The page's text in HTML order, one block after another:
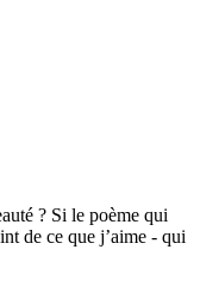
? Si le poème qui
de ce que j’aime - qui